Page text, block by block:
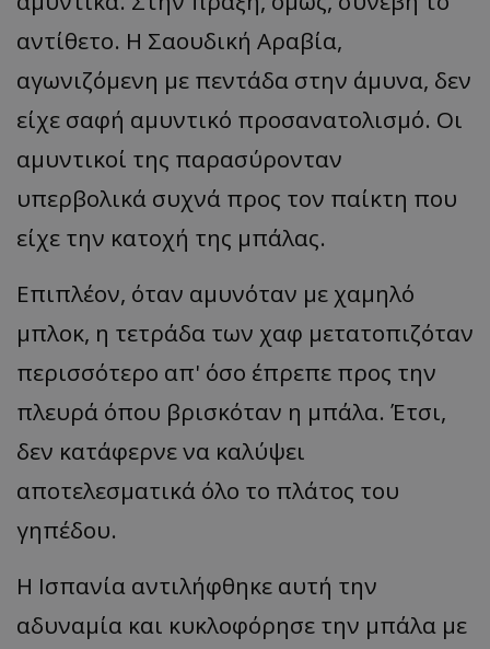
αντίθετο. Η Σαουδική Αραβία,
αγωνιζόμενη με πεντάδα στην άμυνα, δεν
είχε σαφή αμυντικό προσανατολισμό. Οι
αμυντικοί της παρασύρονταν
υπερβολικά συχνά προς τον παίκτη που
είχε την κατοχή της μπάλας.
Επιπλέον, όταν αμυνόταν με χαμηλό
μπλοκ, η τετράδα των χαφ μετατοπιζόταν
περισσότερο απ' όσο έπρεπε προς την
πλευρά όπου βρισκόταν η μπάλα. Έτσι,
δεν κατάφερνε να καλύψει
αποτελεσματικά όλο το πλάτος του
γηπέδου.
Η Ισπανία αντιλήφθηκε αυτή την
αδυναμία και κυκλοφόρησε την μπάλα με